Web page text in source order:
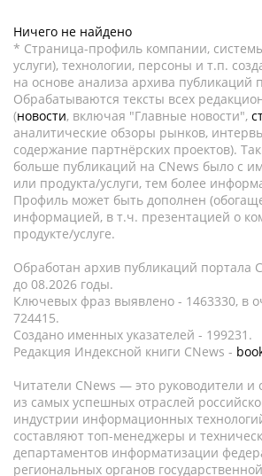
Ничего не найдено
* Страница-профиль компании,
услуги), технологии, персоны и т.п.
на основе анализа архива публикаций
Обрабатываются тексты всех
(новости, включая "Главные новости",
аналитические обзоры рынков,
содержание партнёрских проектов).
больше публикаций на CNews было с
или продукта/услуги, тем более
Профиль может быть дополнен
информацией, в т.ч. презентацией о
продукте/услуге.
Обработан архив публикаций портала
до 08.2026 годы.
Ключевых фраз выявлено - 1463330, в
724415.
Создано именных указателей - 199231.
Редакция Индексной книги CNews -
Читатели CNews — это руководители и
из самых успешных отраслей
индустрии информационных
составляют топ-менеджеры и
департаментов информатизации
региональных органов